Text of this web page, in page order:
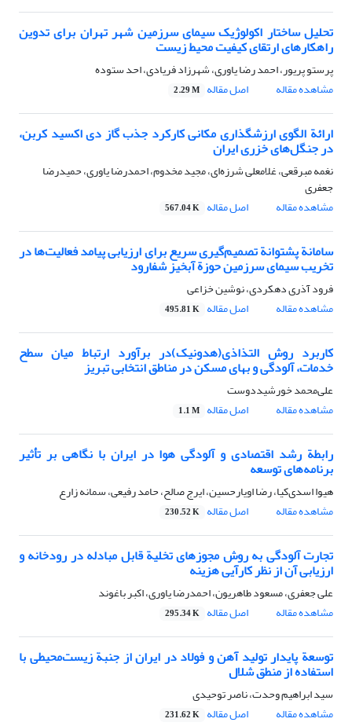
تحلیل ساختار اکولوژیک سیمای سرزمین شهر تهران برای تدوین
راهکارهای ارتقای کیفیت محیط زیست
پرستو پریور، احمد رضا یاوری، شهرزاد فریادی، احد ستوده
مشاهده مقاله
اصل مقاله 2.29 M
ارائة الگوی ارزشگذاری مکانی کارکرد جذب گاز دی اکسید کربن،
در جنگل‌های خزری ایران
نغمه مبرقعی، غلامعلی شرزه‌ای، مجید مخدوم، احمدرضا یاوری، حمیدرضا
جعفری
مشاهده مقاله
اصل مقاله 567.04 K
سامانة پشتوانة تصمیم‌گیری سریع برای ارزیابی پیامد فعالیت‌ها در
تخریب سیمای سرزمین حوزة آبخیز شفارود
فرود آذری دهکردی، نوشین خزاعی
مشاهده مقاله
اصل مقاله 495.81 K
کاربرد روش التذاذی(هدونیک)در برآورد ارتباط میان سطح
خدمات، آلودگی و بهای مسکن در مناطق انتخابی تبریز
علی‌محمد خورشیددوست
مشاهده مقاله
اصل مقاله 1.1 M
رابطة رشد اقتصادی و آلودگی هوا در ایران با نگاهی بر تأثیر
برنامه‌های توسعه
هیوا اسدی‌کیا، رضا اویارحسین، ایرج صالح، حامد رفیعی، سمانه زارع
مشاهده مقاله
اصل مقاله 230.52 K
تجارت آلودگی به روش مجوزهای تخلیة قابل مبادله در رودخانه و
ارزیابی آن از نظر کارآیی هزینه
علی جعفری، مسعود طاهریون، احمدرضا یاوری، اکبر باغوند
مشاهده مقاله
اصل مقاله 295.34 K
توسعة پایدار تولید آهن و فولاد در ایران از جنبة زیست‌محیطی با
استفاده از منطق شلال
سید ابراهیم وحدت، ناصر توحیدی
مشاهده مقاله
اصل مقاله 231.62 K